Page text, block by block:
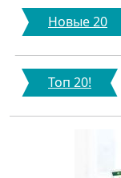
Новые 20
Топ 20!